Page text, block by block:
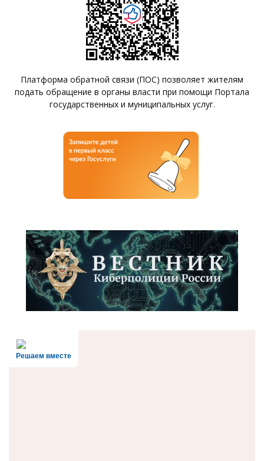
Платформа обратной связи (ПОС) позволяет жителям
подать обращение в органы власти при помощи Портала
государственных и муниципальных услуг.
Решаем вместе